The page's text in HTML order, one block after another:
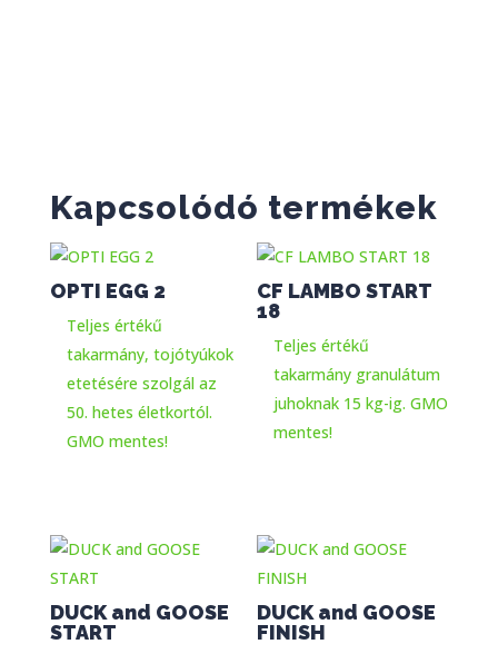
Kapcsolódó termékek
OPTI EGG 2
Teljes értékű
takarmány, tojótyúkok
etetésére szolgál az
50. hetes életkortól.
GMO mentes!
CF LAMBO START
18
Teljes értékű
takarmány granulátum
juhoknak 15 kg-ig. GMO
mentes!
DUCK and GOOSE
START
DUCK and GOOSE
FINISH